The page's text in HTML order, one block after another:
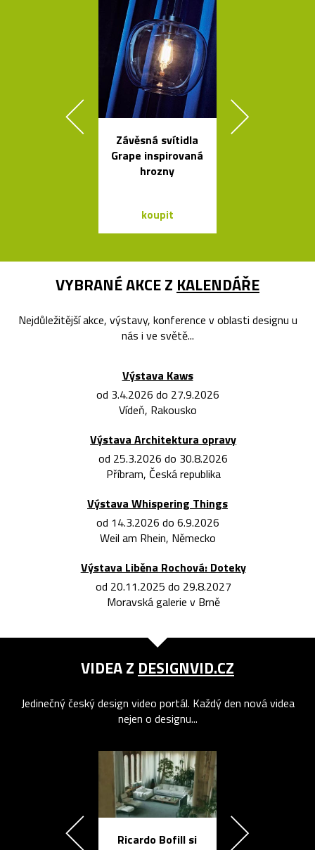
Závěsná svítidla
Grape inspirovaná
hrozny
koupit
VYBRANÉ AKCE Z KALENDÁŘE
Nejdůležitější akce, výstavy, konference v oblasti designu u
nás i ve světě...
Výstava Kaws
od 3.4.2026 do 27.9.2026
Vídeň, Rakousko
Výstava Architektura opravy
od 25.3.2026 do 30.8.2026
Příbram, Česká republika
Výstava Whispering Things
od 14.3.2026 do 6.9.2026
Weil am Rhein, Německo
Výstava Liběna Rochová: Doteky
od 20.11.2025 do 29.8.2027
Moravská galerie v Brně
VIDEA Z DESIGNVID.CZ
Jedinečný český design video portál. Každý den nová videa
nejen o designu...
Ricardo Bofill si